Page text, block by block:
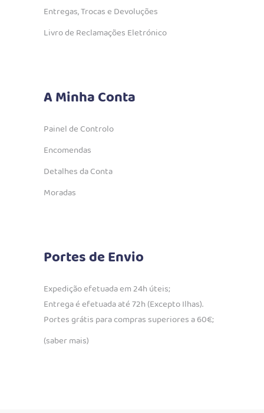
Entregas, Trocas e Devoluções
Livro de Reclamações Eletrónico
A Minha Conta
Painel de Controlo
Encomendas
Detalhes da Conta
Moradas
Portes de Envio
Expedição efetuada em 24h úteis;
Entrega é efetuada até 72h (Excepto Ilhas).
Portes grátis para compras superiores a 60€;
(saber mais)